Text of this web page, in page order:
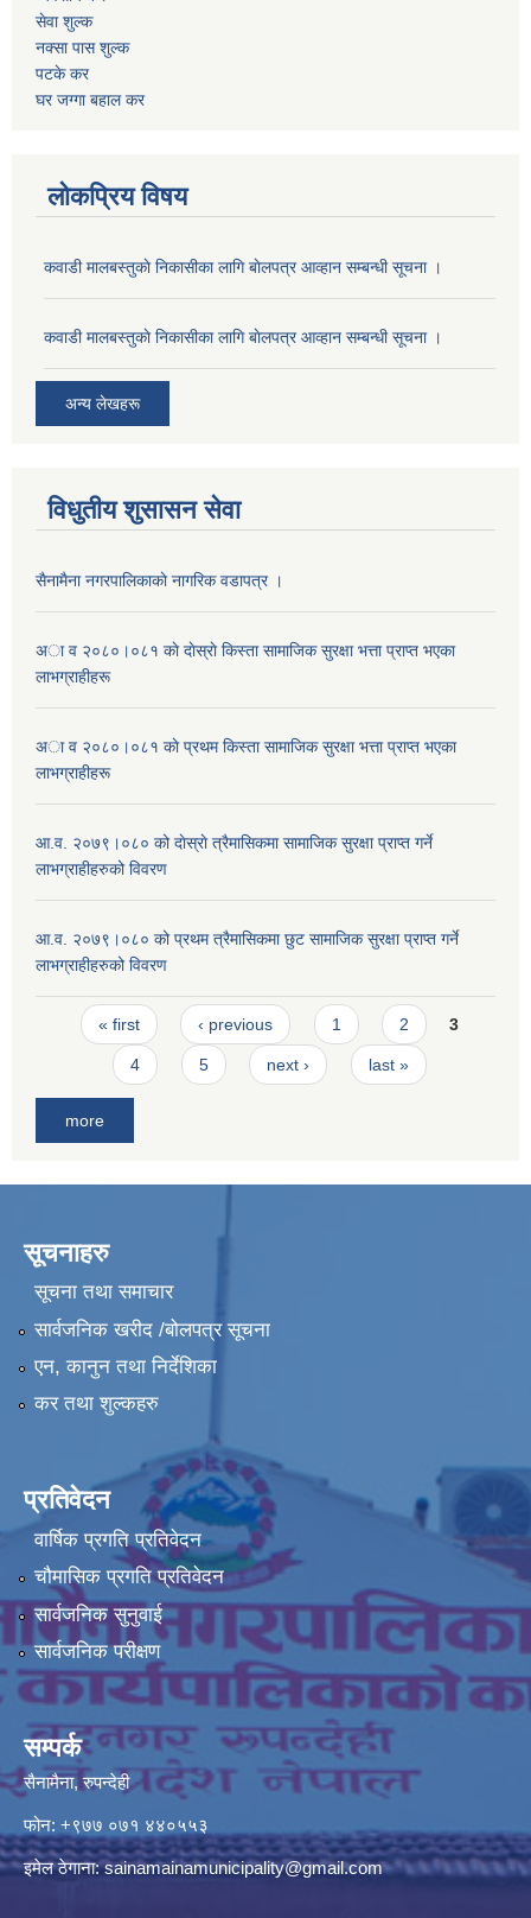
सेवा शुल्क
नक्सा पास शुल्क
पटके कर
घर जग्गा बहाल कर
लोकप्रिय विषय
कवाडी मालबस्तुकाे निकासीका लागि बाेलपत्र आव्हान सम्बन्धी सूचना ।
कवाडी मालबस्तुकाे निकासीका लागि बाेलपत्र आव्हान सम्बन्धी सूचना ।
अन्य लेखहरू
विधुतीय शुसासन सेवा
सैनामैना नगरपालिकाकाे नागरिक वडापत्र ।
अा व २०८०।०८१ काे दाेस्राे किस्ता सामाजिक सुरक्षा भत्ता प्राप्त भएका
लाभग्राहीहरू
अा व २०८०।०८१ काे प्रथम किस्ता सामाजिक सुरक्षा भत्ता प्राप्त भएका
लाभग्राहीहरू
आ.व. २०७९।०८० को दाेस्राे त्रैमासिकमा सामाजिक सुरक्षा प्राप्त गर्ने
लाभग्राहीहरुको विवरण
आ.व. २०७९।०८० को प्रथम त्रैमासिकमा छुट सामाजिक सुरक्षा प्राप्त गर्ने
लाभग्राहीहरुको विवरण
Pages
« first ‹ previous 1 2 3
4 5 next › last »
more
सूचनाहरु
सूचना तथा समाचार
सार्वजनिक खरीद /बोलपत्र सूचना
एन, कानुन तथा निर्देशिका
कर तथा शुल्कहरु
प्रतिवेदन
वार्षिक प्रगति प्रतिवेदन
चौमासिक प्रगति प्रतिवेदन
सार्वजनिक सुनुवाई
सार्वजनिक परीक्षण
सम्पर्क
सैनामैना, रुपन्देही
फोन: +९७७ ०७१ ४४०५५३
इमेल ठेगाना:sainamainamunicipality@gmail.com